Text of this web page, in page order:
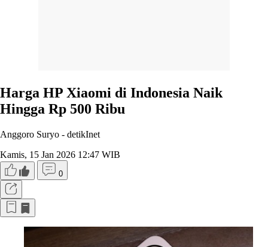
Harga HP Xiaomi di Indonesia Naik
Hingga Rp 500 Ribu
Anggoro Suryo - detikInet
Kamis, 15 Jan 2026 12:47 WIB
0